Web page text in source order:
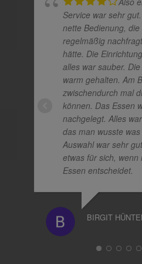
Service war sehr
nette Bedienung,
regelmäßig
hätte. Die
alles war sauber.
warm gehalten. Am
zwischendurch mal
können. Das Essen
nachgelegt. Alles
das man wusste
Auswahl war sehr
etwas für sich,
Essen entscheidet.
BIRGIT